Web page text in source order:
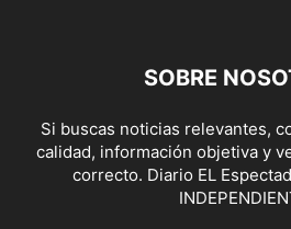
SOBRE
Si buscas noticias relevantes,
calidad, información objetiva y
correcto. Diario EL